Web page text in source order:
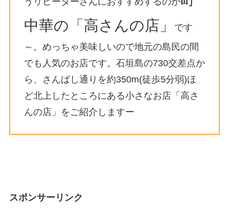
中華の「高さんの店」
です
～。めっちゃ美味しいので地元の島民の間
でも人気のお店です。石垣島の730交差点か
ら、さんばし通りを約350m(徒歩5分弱)ほ
ど北上したところにある小さなお店「高さ
んの店」をご紹介しますー
スポンサーリンク